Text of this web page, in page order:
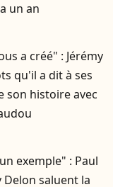
un an
a créé" : Jérémy
qu'il a dit à ses
son histoire avec
exemple" : Paul
saluent la